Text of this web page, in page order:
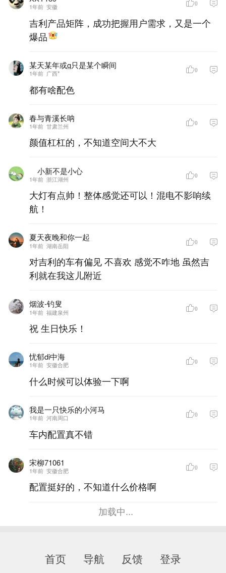
1年前 安徽 0
吉利产品矩阵，成功把握用户需求，又是一个
爆品
某天某年或g只是某个瞬间
1年前 广西* 0
都有啥配色
春与青溪长呐
1年前 甘肃兰州 0
颜值杠杠的，不知道空间大不大
__小新不是小心
1年前 浙江湖州 0
大灯有点帅！整体感觉还可以！混电不影响续
航！
夏天夜晚和你一起
1年前 湖南岳阳 0
对吉利的车有偏见 不喜欢 感觉不咋地 虽然吉
利就在我这儿附近
烟波-钓叟
1年前 福建泉州 0
祝 生日快乐！
忧郁di中海
1年前 安徽合肥 0
什么时候可以体验一下啊
我是一只快乐的小河马
1年前 河南周口 0
车内配置真不错
宋柳71061
1年前 安徽合肥 0
配置挺好的，不知道什么价格啊
加载中...
首页 导航 反馈 登录